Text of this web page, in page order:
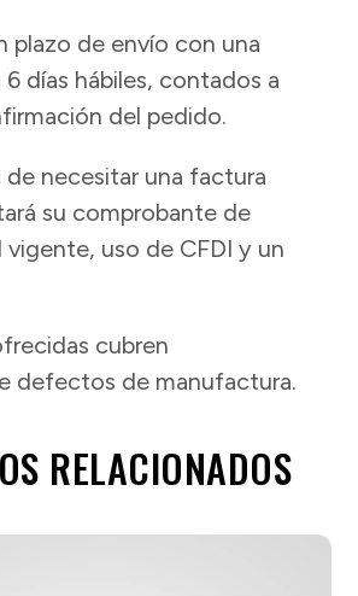
plazo de envío con una
días hábiles, contados a
del pedido.
de necesitar una factura
su comprobante de
uso de CFDI y un
cubren
defectos de manufactura.
RELACIONADOS